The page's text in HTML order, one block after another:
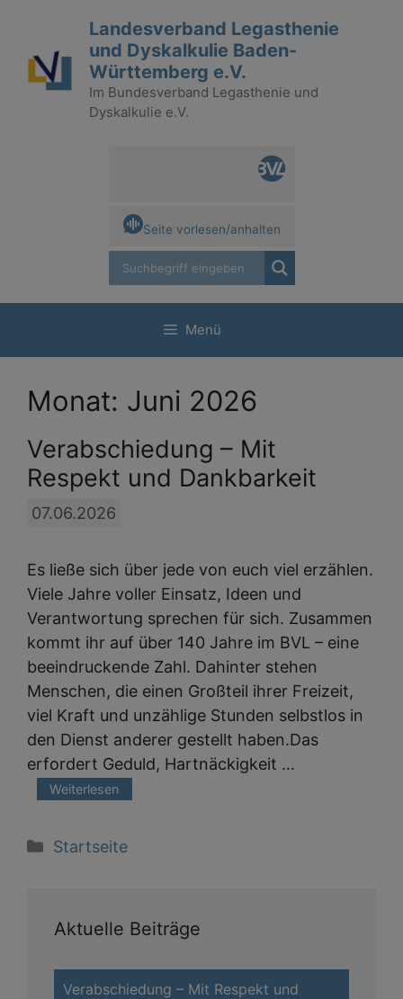
springen
Landesverband Legasthenie
und Dyskalkulie Baden-
Württemberg e.V.
Im Bundesverband Legasthenie und
Dyskalkulie e.V.
Seite vorlesen/anhalten
Menü
Monat: Juni 2026
Verabschiedung – Mit
Respekt und Dankbarkeit
07.06.2026
Es ließe sich über jede von euch viel erzählen.
Viele Jahre voller Einsatz, Ideen und
Verantwortung sprechen für sich. Zusammen
kommt ihr auf über 140 Jahre im BVL – eine
beeindruckende Zahl. Dahinter stehen
Menschen, die einen Großteil ihrer Freizeit,
viel Kraft und unzählige Stunden selbstlos in
den Dienst anderer gestellt haben.Das
erfordert Geduld, Hartnäckigkeit …
Weiterlesen
Kategorien
Startseite
Aktuelle Beiträge
Verabschiedung – Mit Respekt und